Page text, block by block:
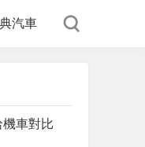
汽車
車對比